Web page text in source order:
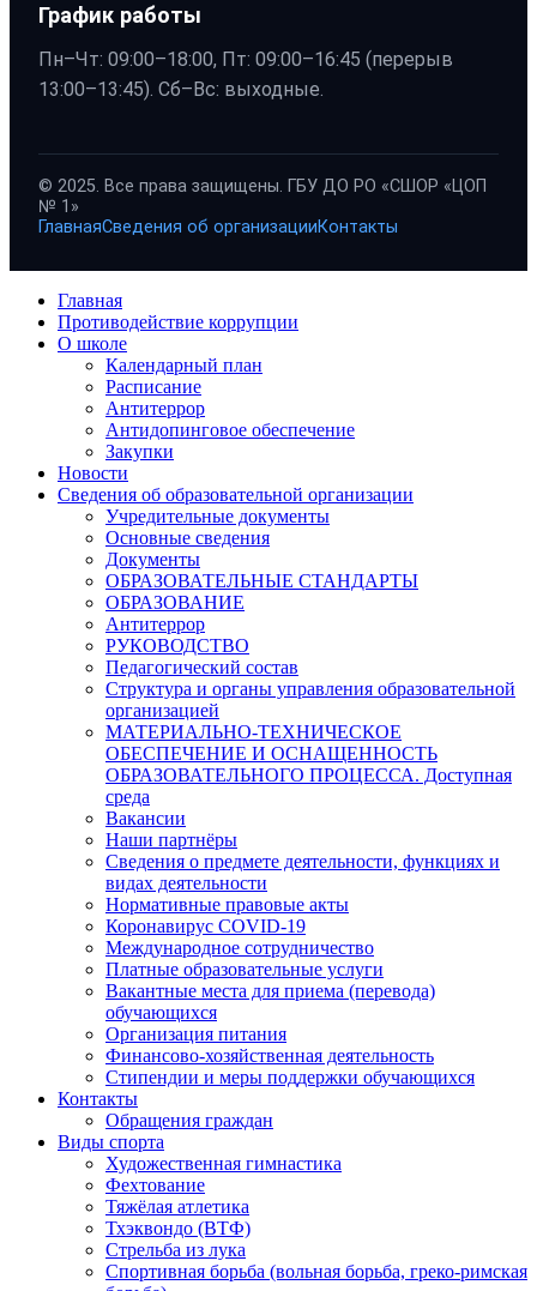
График работы
Пн–Чт: 09:00–18:00, Пт: 09:00–16:45 (перерыв
13:00–13:45). Сб–Вс: выходные.
© 2025. Все права защищены. ГБУ ДО РО «СШОР «ЦОП
№ 1»
ГлавнаяСведения об организацииКонтакты
Главная
Противодействие коррупции
О школе
Календарный план
Расписание
Антитеррор
Антидопинговое обеспечение
Закупки
Новости
Сведения об образовательной организации
Учредительные документы
Основные сведения
Документы
ОБРАЗОВАТЕЛЬНЫЕ СТАНДАРТЫ
ОБРАЗОВАНИЕ
Антитеррор
РУКОВОДСТВО
Педагогический состав
Структура и органы управления образовательной
организацией
МАТЕРИАЛЬНО-ТЕХНИЧЕСКОЕ
ОБЕСПЕЧЕНИЕ И ОСНАЩЕННОСТЬ
ОБРАЗОВАТЕЛЬНОГО ПРОЦЕССА. Доступная
среда
Вакансии
Наши партнёры
Сведения о предмете деятельности, функциях и
видах деятельности
Нормативные правовые акты
Коронавирус COVID-19
Международное сотрудничество
Платные образовательные услуги
Вакантные места для приема (перевода)
обучающихся
Организация питания
Финансово-хозяйственная деятельность
Стипендии и меры поддержки обучающихся
Контакты
Обращения граждан
Виды спорта
Художественная гимнастика
Фехтование
Тяжёлая атлетика
Тхэквондо (ВТФ)
Стрельба из лука
Спортивная борьба (вольная борьба, греко-римская